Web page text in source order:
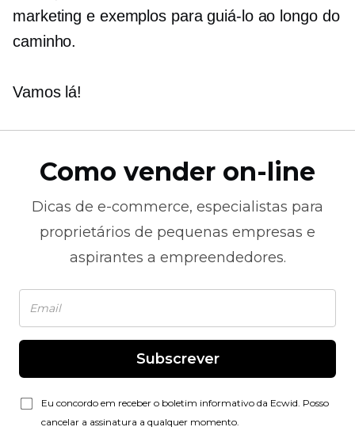
marketing e exemplos para guiá-lo ao longo do
caminho.
Vamos lá!
Como vender on-line
Dicas de e-commerce, especialistas para
proprietários de pequenas empresas e
aspirantes a empreendedores.
Subscrever
Eu concordo em receber o boletim informativo da Ecwid. Posso
cancelar a assinatura a qualquer momento.